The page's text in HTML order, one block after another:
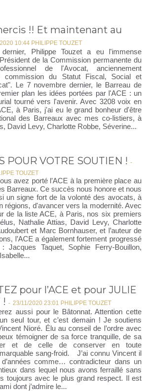
!! Et maintenant au
10:44 PHILIPPE TOUZET
Philippe Touzet a eu l'immense
de la Commission permanente du
de l'Avocat, anciennement
commission du Statut Fiscal, Social et
Le 7 novembre dernier, le Barreau de
plan les idées portées par l'ACE : un
tourné vers l'avenir. Avec 3208 voix en
à Paris, j'ai eu le grand bonheur d'être
des Barreaux avec mes co-listiers, à
David Levy, Charlotte Robbe, Séverine...
POUR VOTRE SOUTIEN ! -
TOUZET
avez porté l’ACE à la première place au
Barreaux. Ce succès nous honore et nous
un signe fort de la volonté des avocats, à
régions, d'avancer vers la modernité. Avec
de la liste ACE, à Paris, nos six premiers
Nathalie Attias, David Levy, Charlotte
et Marc Bornhauser, et l’auteur de
l’ACE a également fortement progressé
Jacques Taquet, Sophie Ferry-Bouillon,
pour l’ACE et pour JULIE
! - 23/11/2020 23:01 PHILIPPE TOUZET
aussi pour le Bâtonnat. Attention cette
seul tour, et c’est demain ! Je soutiens
Nioré. Élu au conseil de l’ordre avec
témoigner de sa force tranquille, de sa
et de celle de conserver en toute
sang-froid. J’ai connu Vincent il
comme… contradicteur dans un
dans lequel nous avons ferraillé sans
toujours avec le plus grand respect. Il est
dont j’admire le...